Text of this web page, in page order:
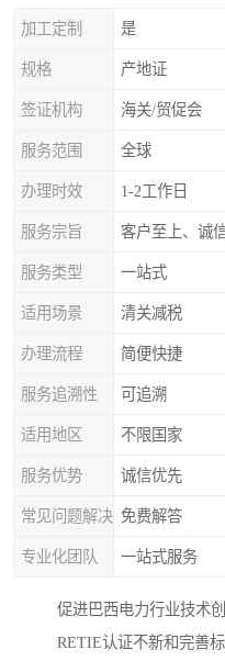
加工定制 是
规格 产地证
签证机构 海关/贸促会
服务范围 全球
办理时效 1-2工作日
服务宗旨 客户至上、诚
服务类型 一站式
适用场景 清关减税
办理流程 简便快捷
服务追溯性 可追溯
适用地区 不限国家
服务优势 诚信优先
常见问题解决 免费解答
专业化团队 一站式服务
促进巴西电力行业技术
RETIE认证不新和完善